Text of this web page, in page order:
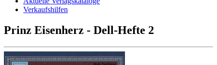
Verkaufshilfen
Prinz Eisenherz - Dell-Hefte 2